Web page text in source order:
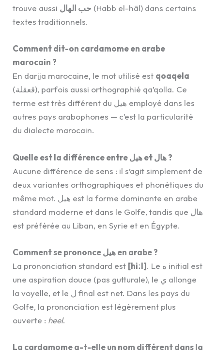
trouve aussi حب الهال (Habb el-hāl) dans certains
textes traditionnels.
Comment dit-on cardamome en arabe
marocain ?
En darija marocaine, le mot utilisé est qoaqela
(قعقلة), parfois aussi orthographié qa’qolla. Ce
terme est très différent du هيل employé dans les
autres pays arabophones — c’est la particularité
du dialecte marocain.
Quelle est la différence entre هيل et هال ?
Aucune différence de sens : il s’agit simplement de
deux variantes orthographiques et phonétiques du
même mot. هيل est la forme dominante en arabe
standard moderne et dans le Golfe, tandis que هال
est préférée au Liban, en Syrie et en Égypte.
Comment se prononce هيل en arabe ?
La prononciation standard est [hiːl]. Le ه initial est
une aspiration douce (pas gutturale), le ي allonge
la voyelle, et le ل final est net. Dans les pays du
Golfe, la prononciation est légèrement plus
ouverte : heel.
La cardamome a-t-elle un nom différent dans la